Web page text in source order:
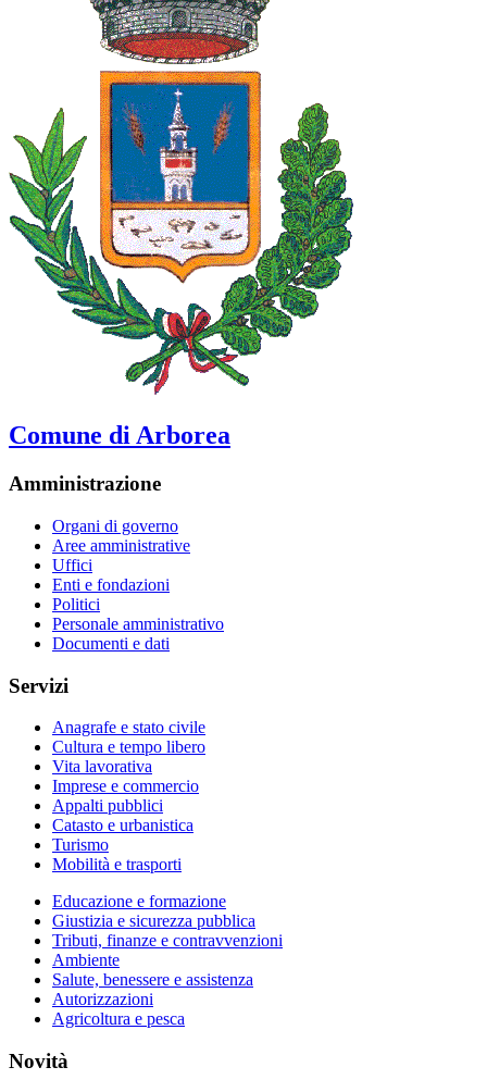
Comune di Arborea
Amministrazione
Organi di governo
Aree amministrative
Uffici
Enti e fondazioni
Politici
Personale amministrativo
Documenti e dati
Servizi
Anagrafe e stato civile
Cultura e tempo libero
Vita lavorativa
Imprese e commercio
Appalti pubblici
Catasto e urbanistica
Turismo
Mobilità e trasporti
Educazione e formazione
Giustizia e sicurezza pubblica
Tributi, finanze e contravvenzioni
Ambiente
Salute, benessere e assistenza
Autorizzazioni
Agricoltura e pesca
Novità